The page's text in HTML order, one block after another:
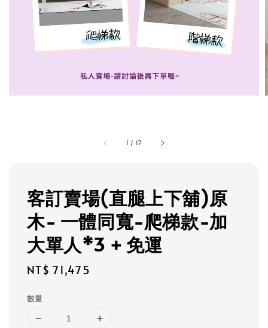
1 / 17
客訂賣場(直腿上下舖)原
木- 一體同寬-爬梯款-加
大單人*3 + 免運
Regular
NT$ 71,475
數量